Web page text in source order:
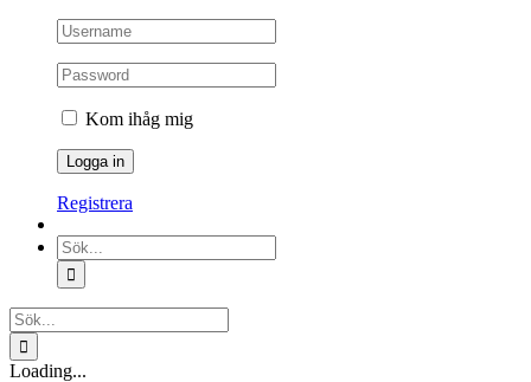
Kom ihåg mig
Registrera
Sök
efter:
Sök
efter:
Loading...